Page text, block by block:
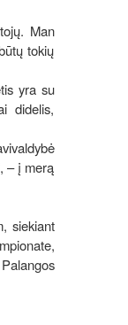
Man
tokių
yra su
didelis,
– į merą
siekiant